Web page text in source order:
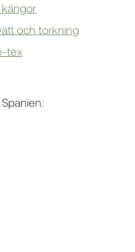
och torkning
tex